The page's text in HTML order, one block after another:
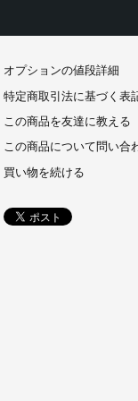
オプションの値段詳細
特定商取引法に基づく表
この商品を友達に教える
この商品について問い合
買い物を続ける